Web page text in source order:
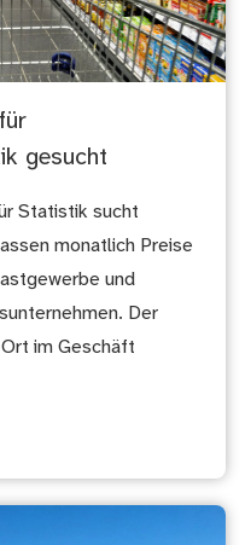
gesucht
Statistik sucht
monatlich Preise
und
Der
im Geschäft